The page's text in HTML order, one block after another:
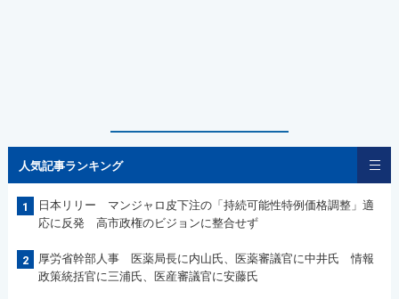
人気記事ランキング
1
日本リリー マンジャロ皮下注の「持続可能性特例価格調整」適
応に反発 高市政権のビジョンに整合せず
2
厚労省幹部人事 医薬局長に内山氏、医薬審議官に中井氏 情報
政策統括官に三浦氏、医産審議官に安藤氏